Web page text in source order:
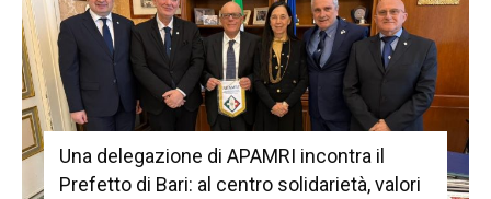
Una delegazione di APAMRI incontra il
Prefetto di Bari: al centro solidarietà, valori